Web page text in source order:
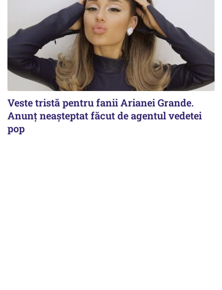
Veste tristă pentru fanii Arianei Grande.
Anunț neașteptat făcut de agentul vedetei
pop